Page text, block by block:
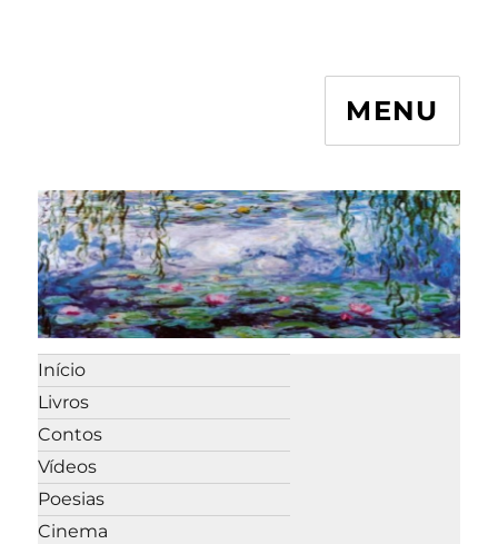
MENU
Início
Livros
Contos
Vídeos
Poesias
Cinema